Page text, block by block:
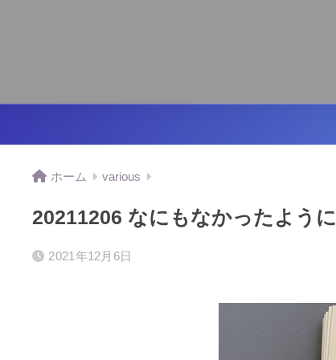
ホーム various
20211206 なにもなかったように
2021年12月6日